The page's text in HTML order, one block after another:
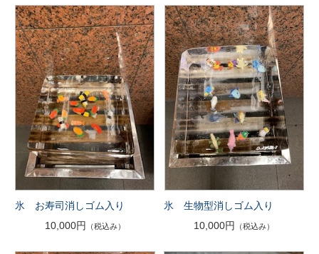
氷 お寿司消しゴム入り
10,000円
（税込み）
氷 生物型消しゴム入り
10,000円
（税込み）